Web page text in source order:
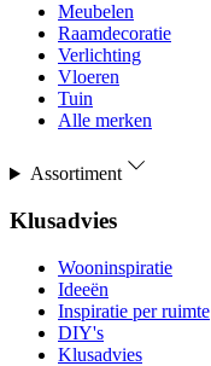
Meubelen
Raamdecoratie
Verlichting
Vloeren
Tuin
Alle merken
Assortiment
Klusadvies
Wooninspiratie
Ideeën
Inspiratie per ruimte
DIY's
Klusadvies